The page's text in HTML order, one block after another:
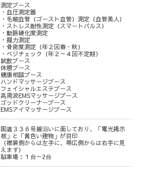
測定ブース
・血圧測定器
・毛細血管（ゴースト血管）測定（血管美人）
・ストレス耐性測定（スマートパルス）
・動脈硬化度測定
・握力測定
・骨密度測定（年２回春・秋）
・ベジチェック（年２～４回不定期）
試飲ブース
休憩ブース
健康相談ブース
ハンドマッサージブース
フェイシャルエステブース
高周波EMSマッサージブース
ゴッドクリーナーブース
EMSアイマッサージブース
国道３３６号線沿いに面しており、「電光掲示
板」と「黄色い建物」が目印
（襟裳側からは左手に、帯広側からは右手に見
えます）
駐車場：１台～2台